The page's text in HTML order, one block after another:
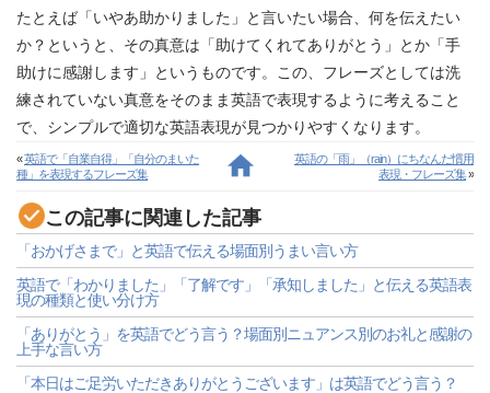
たとえば「いやあ助かりました」と言いたい場合、何を伝えたい
か？というと、その真意は「助けてくれてありがとう」とか「手
助けに感謝します」というものです。この、フレーズとしては洗
練されていない真意をそのまま英語で表現するように考えること
で、シンプルで適切な英語表現が見つかりやすくなります。
«英語で「自業自得」「自分のまいた
種」を表現するフレーズ集
英語の「雨」（rain）にちなんだ慣用
表現・フレーズ集»
この記事に関連した記事
「おかげさまで」と英語で伝える場面別うまい言い方
英語で「わかりました」「了解です」「承知しました」と伝える英語表
現の種類と使い分け方
「ありがとう」を英語でどう言う？場面別ニュアンス別のお礼と感謝の
上手な言い方
「本日はご足労いただきありがとうございます」は英語でどう言う？